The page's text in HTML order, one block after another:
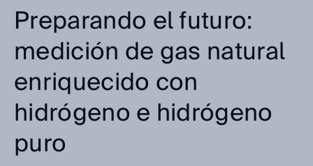
Preparando el futuro:
medición de gas natural
enriquecido con
hidrógeno e hidrógeno
puro